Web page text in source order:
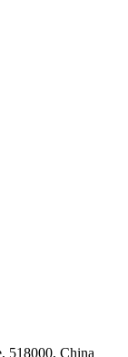
518000, China